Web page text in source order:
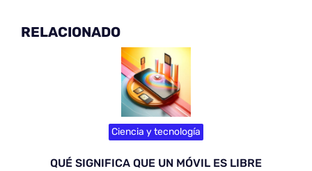
RELACIONADO
Ciencia y tecnología
QUÉ SIGNIFICA QUE UN MÓVIL ES LIBRE